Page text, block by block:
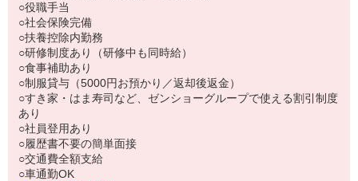
○役職手当
○社会保険完備
○扶養控除内勤務
○研修制度あり（研修中も同時給）
○食事補助あり
○制服貸与（5000円お預かり／返却後返金）
○すき家・はま寿司など、ゼンショーグループで使える割引制度
あり
○社員登用あり
○履歴書不要の簡単面接
○交通費全額支給
○車通勤OK